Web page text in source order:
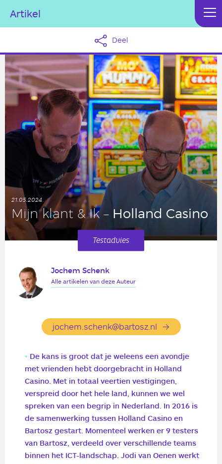
Artikel
Deel
Mijn klant & Ik – Holland Casino
21.05.2024
Testadvies
De kans is groot dat je weleens een avondje
met vrienden hebt doorgebracht in Holland
Casino. Met in totaal veertien vestigingen,
verspreid door het hele land, kunnen we wel
spreken van een begrip in Nederland. In 2016 is
de samenwerking tussen Holland Casino en
Bartosz gestart. Momenteel werken er 9 testers
van Bartosz , verdeeld over verschillende teams
binnen het ICT-landschap Jodi van Oenen werkt
Jochem Schenk
Alle artikelen van deze Auteur
jochem.schenk@bartosz.nl